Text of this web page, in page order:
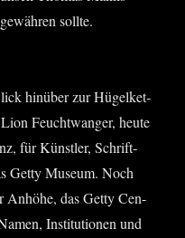
sollte.
hin­über zur Hügel­ket­
Feucht­wan­ger, heu­te
für Künst­ler, Schrift­
Get­ty Muse­um. Noch
Anhö­he, das Get­ty Cen­
Insti­tu­tio­nen und